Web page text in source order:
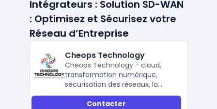
Intégrateurs : Solution SD-WAN
: Optimisez et Sécurisez votre
Réseau d’Entreprise
Cheops Technology
Cheops Technology - cloud,
transformation numérique,
sécurisation des réseaux, la
modernisation technologique &
cybersécurité.
Contacter